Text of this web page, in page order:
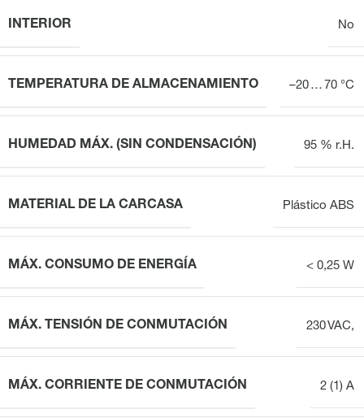
INTERIOR No
TEMPERATURA DE ALMACENAMIENTO –20 … 70 °C
HUMEDAD MÁX. (SIN CONDENSACIÓN) 95 % r.H.
MATERIAL DE LA CARCASA Plástico ABS
MÁX. CONSUMO DE ENERGÍA < 0,25 W
MÁX. TENSIÓN DE CONMUTACIÓN 230 VAC,
MÁX. CORRIENTE DE CONMUTACIÓN 2 (1) A